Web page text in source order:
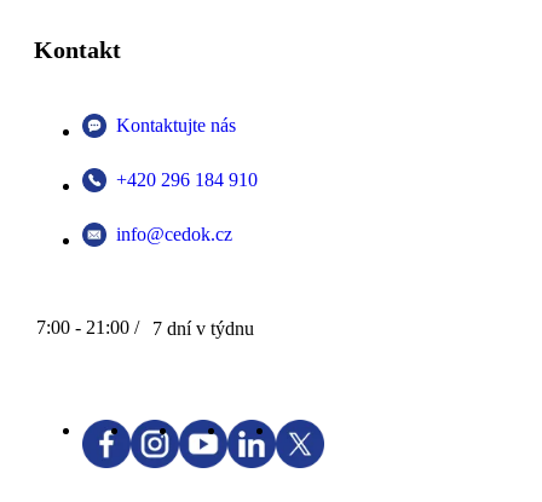
Kontakt
Kontaktujte nás
+420 296 184 910
info@cedok.cz
7:00 - 21:00 / 7 dní v týdnu